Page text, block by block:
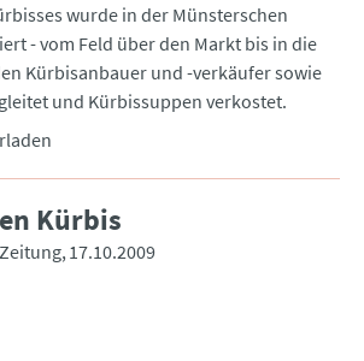
wurde in der Münsterschen
- vom Feld über den Markt bis in die
Kürbisanbauer und -verkäufer sowie
und Kürbissuppen verkostet.
Kürbis
17.10.2009